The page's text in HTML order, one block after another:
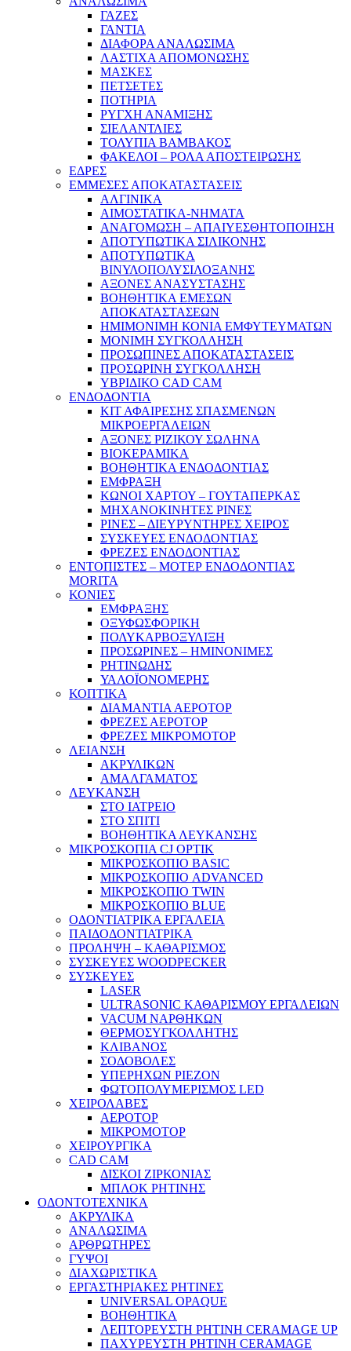
ΓΑΖΕΣ
ΓΑΝΤΙΑ
ΔΙΑΦΟΡΑ ΑΝΑΛΩΣΙΜΑ
ΛΑΣΤΙΧΑ ΑΠΟΜΟΝΩΣΗΣ
ΜΑΣΚΕΣ
ΠΕΤΣΕΤΕΣ
ΠΟΤΗΡΙΑ
ΡΥΓΧΗ ΑΝΑΜΙΞΗΣ
ΣΙΕΛΑΝΤΛΙΕΣ
ΤΟΛΥΠΙΑ ΒΑΜΒΑΚΟΣ
ΦΑΚΕΛΟΙ – ΡΟΛΑ ΑΠΟΣΤΕΙΡΩΣΗΣ
ΕΔΡΕΣ
ΕΜΜΕΣΕΣ ΑΠΟΚΑΤΑΣΤΑΣΕΙΣ
ΑΛΓΙΝΙΚΑ
ΑΙΜΟΣΤΑΤΙΚΑ-ΝΗΜΑΤΑ
ΑΝΑΓΟΜΩΣΗ – ΑΠΑΙΥΕΣΘΗΤΟΠΟΙΗΣΗ
ΑΠΟΤΥΠΩΤΙΚΑ ΣΙΛΙΚΟΝΗΣ
ΑΠΟΤΥΠΩΤΙΚΑ
ΒΙΝΥΛΟΠΟΛΥΣΙΛΟΞΑΝΗΣ
ΑΞΟΝΕΣ ΑΝΑΣΥΣΤΑΣΗΣ
ΒΟΗΘΗΤΙΚΑ ΕΜΕΣΩΝ
ΑΠΟΚΑΤΑΣΤΑΣΕΩΝ
ΗΜΙΜΟΝΙΜΗ ΚΟΝΙΑ ΕΜΦΥΤΕΥΜΑΤΩΝ
ΜΟΝΙΜΗ ΣΥΓΚΟΛΛΗΣΗ
ΠΡΟΣΩΠΙΝΕΣ ΑΠΟΚΑΤΑΣΤΑΣΕΙΣ
ΠΡΟΣΩΡΙΝΗ ΣΥΓΚΟΛΛΗΣΗ
ΥΒΡΙΔΙΚΟ CAD CAM
ΕΝΔΟΔΟΝΤΙΑ
ΚΙΤ ΑΦΑΙΡΕΣΗΣ ΣΠΑΣΜΕΝΩΝ
ΜΙΚΡΟΕΡΓΑΛΕΙΩΝ
ΑΞΟΝΕΣ ΡΙΖΙΚΟΥ ΣΩΛΗΝΑ
ΒΙΟΚΕΡΑΜΙΚΑ
ΒΟΗΘΗΤΙΚΑ ΕΝΔΟΔΟΝΤΙΑΣ
ΕΜΦΡΑΞΗ
ΚΩΝΟΙ ΧΑΡΤΟΥ – ΓΟΥΤΑΠΕΡΚΑΣ
ΜΗΧΑΝΟΚΙΝΗΤΕΣ ΡΙΝΕΣ
ΡΙΝΕΣ – ΔΙΕΥΡΥΝΤΗΡΕΣ ΧΕΙΡΟΣ
ΣΥΣΚΕΥΕΣ ΕΝΔΟΔΟΝΤΙΑΣ
ΦΡΕΖΕΣ ΕΝΔΟΔΟΝΤΙΑΣ
ΕΝΤΟΠΙΣΤΕΣ – ΜΟΤΕΡ ΕΝΔΟΔΟΝΤΙΑΣ
MORITA
ΚΟΝΙΕΣ
ΕΜΦΡΑΞΗΣ
ΟΞΥΦΩΣΦΟΡΙΚΗ
ΠΟΛΥΚΑΡΒΟΞΥΛΙΞΗ
ΠΡΟΣΩΡΙΝΕΣ – ΗΜΙΝΟΝΙΜΕΣ
ΡΗΤΙΝΩΔΗΣ
ΥΑΛΟΪΟΝΟΜΕΡΗΣ
ΚΟΠΤΙΚΑ
ΔΙΑΜΑΝΤΙΑ ΑΕΡΟΤΟΡ
ΦΡΕΖΕΣ ΑΕΡΟΤΟΡ
ΦΡΕΖΕΣ ΜΙΚΡΟΜΟΤΟΡ
ΛΕΙΑΝΣΗ
ΑΚΡΥΛΙΚΩΝ
ΑΜΑΛΓΑΜΑΤΟΣ
ΛΕΥΚΑΝΣΗ
ΣΤΟ ΙΑΤΡΕΙΟ
ΣΤΟ ΣΠΙΤΙ
ΒΟΗΘΗΤΙΚΑ ΛΕΥΚΑΝΣΗΣ
ΜΙΚΡΟΣΚΟΠΙΑ CJ OPTIK
ΜΙΚΡΟΣΚΟΠΙΟ BASIC
ΜΙΚΡΟΣΚΟΠΙΟ ADVANCED
ΜΙΚΡΟΣΚΟΠΙΟ TWIN
ΜΙΚΡΟΣΚΟΠΙΟ BLUE
ΟΔΟΝΤΙΑΤΡΙΚΑ ΕΡΓΑΛΕΙΑ
ΠΑΙΔΟΔΟΝΤΙΑΤΡΙΚΑ
ΠΡΟΛΗΨΗ – ΚΑΘΑΡΙΣΜΟΣ
ΣΥΣΚΕΥΕΣ WOODPECKER
ΣΥΣΚΕΥΕΣ
LASER
ULTRASONIC ΚΑΘΑΡΙΣΜΟΥ ΕΡΓΑΛΕΙΩΝ
VACUM ΝΑΡΘΗΚΩΝ
ΘΕΡΜΟΣΥΓΚΟΛΛΗΤΗΣ
ΚΛΙΒΑΝΟΣ
ΣΟΔΟΒΟΛΕΣ
ΥΠΕΡΗΧΩΝ PIEZON
ΦΩΤΟΠΟΛΥΜΕΡΙΣΜΟΣ LED
ΧΕΙΡΟΛΑΒΕΣ
ΑΕΡΟΤΟΡ
ΜΙΚΡΟΜΟΤΟΡ
ΧΕΙΡΟΥΡΓΙΚΑ
CAD CAM
ΔΙΣΚΟΙ ΖΙΡΚΟΝΙΑΣ
ΜΠΛΟΚ ΡΗΤΙΝΗΣ
ΟΔΟΝΤΟΤΕΧΝΙΚΑ
ΑΚΡΥΛΙΚΑ
ΑΝΑΛΩΣΙΜΑ
ΑΡΘΡΩΤΗΡΕΣ
ΓΥΨΟΙ
ΔΙΑΧΩΡΙΣΤΙΚΑ
ΕΡΓΑΣΤΗΡΙΑΚΕΣ ΡΗΤΙΝΕΣ
UNIVERSAL OPAQUE
ΒΟΗΘΗΤΙΚΑ
ΛΕΠΤΟΡΕΥΣΤΗ ΡΗΤΙΝΗ CERAMAGE UP
ΠΑΧΥΡΕΥΣΤΗ ΡΗΤΙΝΗ CERAMAGE